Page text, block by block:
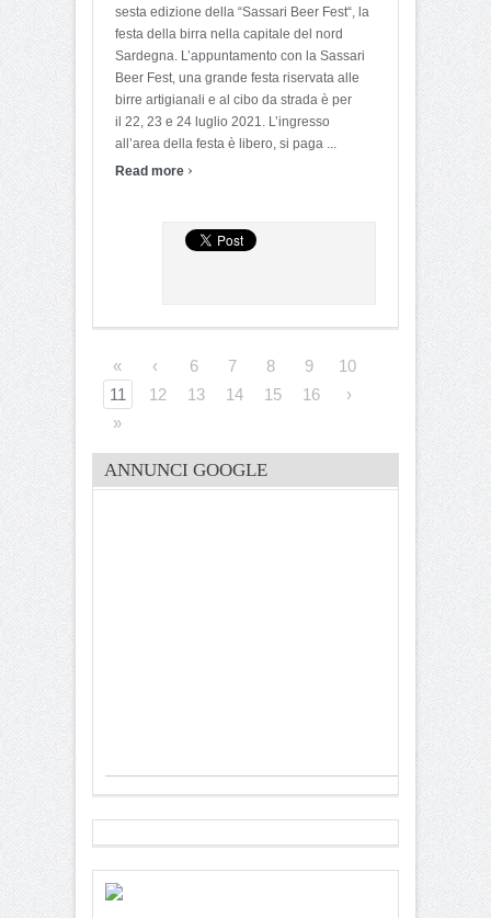
sesta edizione della “Sassari Beer Fest“, la
festa della birra nella capitale del nord
Sardegna. L’appuntamento con la Sassari
Beer Fest, una grande festa riservata alle
birre artigianali e al cibo da strada è per
il 22, 23 e 24 luglio 2021. L’ingresso
all’area della festa è libero, si paga ...
Read more ›
« ‹ 6 7 8 9
10
11
12 13 14 15 16
›
»
ANNUNCI GOOGLE